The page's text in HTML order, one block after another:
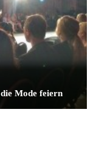
Mode feiern